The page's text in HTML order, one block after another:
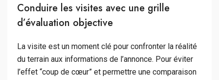
Conduire les visites avec une grille
d’évaluation objective
La visite est un moment clé pour confronter la réalité
du terrain aux informations de l’annonce. Pour éviter
l’effet “coup de cœur” et permettre une comparaison